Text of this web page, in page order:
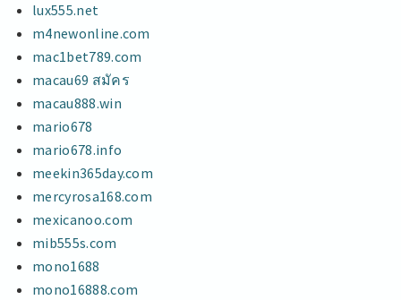
lux555.net
m4newonline.com
mac1bet789.com
macau69 สมัคร
macau888.win
mario678
mario678.info
meekin365day.com
mercyrosa168.com
mexicanoo.com
mib555s.com
mono1688
mono16888.com